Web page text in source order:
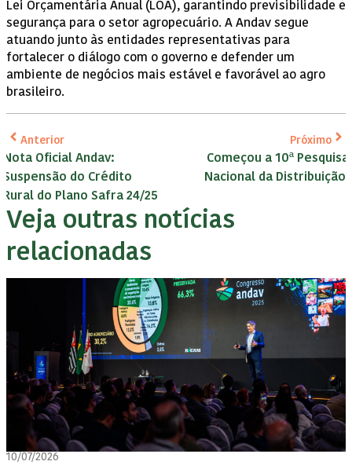
Lei Orçamentária Anual (LOA), garantindo previsibilidade e
segurança para o setor agropecuário. A Andav segue
atuando junto às entidades representativas para
fortalecer o diálogo com o governo e defender um
ambiente de negócios mais estável e favorável ao agro
brasileiro.
Anterior
Nota Oficial Andav:
Suspensão do Crédito
Rural do Plano Safra 24/25
Próximo
Começou a 10ª Pesquisa
Nacional da Distribuição!
Veja outras notícias
relacionadas
10/07/2026